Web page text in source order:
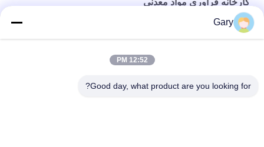
سرامیک ساختاری از زیرکونیا
Gary
12:52 PM
Good day, what product are you looking for?